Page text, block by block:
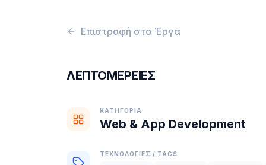
Επιστροφή στα Έργα
ΛΕΠΤΟΜΈΡΕΙΕΣ
ΚΑΤΗΓΟΡΙΑ
Web & App Development
ΤΕΧΝΟΛΟΓΙΕΣ / TAGS